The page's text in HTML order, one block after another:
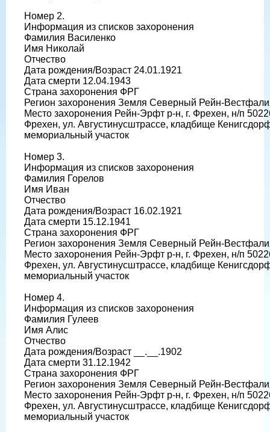
Номер 2.
Информация из списков захоронения
Фамилия Василенко
Имя Николай
Отчество
Дата рождения/Возраст 24.01.1921
Дата смерти 12.04.1943
Страна захоронения ФРГ
Регион захоронения Земля Северный Рейн-
Место захоронения Рейн-Эрфт р-н, г. Фрехен, н/п
Фрехен, ул. Августинусштрассе, кладбище
мемориальный участок
Номер 3.
Информация из списков захоронения
Фамилия Горелов
Имя Иван
Отчество
Дата рождения/Возраст 16.02.1921
Дата смерти 15.12.1941
Страна захоронения ФРГ
Регион захоронения Земля Северный Рейн-
Место захоронения Рейн-Эрфт р-н, г. Фрехен, н/п
Фрехен, ул. Августинусштрассе, кладбище
мемориальный участок
Номер 4.
Информация из списков захоронения
Фамилия Гулеев
Имя Алис
Отчество
Дата рождения/Возраст __.__.1902
Дата смерти 31.12.1942
Страна захоронения ФРГ
Регион захоронения Земля Северный Рейн-
Место захоронения Рейн-Эрфт р-н, г. Фрехен, н/п
Фрехен, ул. Августинусштрассе, кладбище
мемориальный участок